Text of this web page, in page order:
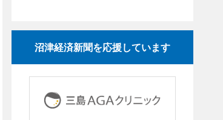
沼津経済新聞を応援しています